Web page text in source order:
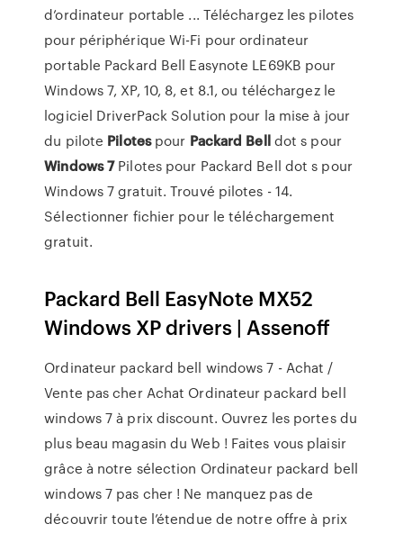
d’ordinateur portable ... Téléchargez les pilotes
pour périphérique Wi-Fi pour ordinateur
portable Packard Bell Easynote LE69KB pour
Windows 7, XP, 10, 8, et 8.1, ou téléchargez le
logiciel DriverPack Solution pour la mise à jour
du pilote Pilotespour Packard Belldot s pour
Windows7Pilotes pour Packard Bell dot s pour
Windows 7 gratuit. Trouvé pilotes - 14.
Sélectionner fichier pour le téléchargement
gratuit.
Packard Bell EasyNote MX52
Windows XP drivers | Assenoff
Ordinateur packard bell windows 7 - Achat /
Vente pas cher Achat Ordinateur packard bell
windows 7 à prix discount. Ouvrez les portes du
plus beau magasin du Web ! Faites vous plaisir
grâce à notre sélection Ordinateur packard bell
windows 7 pas cher ! Ne manquez pas de
découvrir toute l’étendue de notre offre à prix